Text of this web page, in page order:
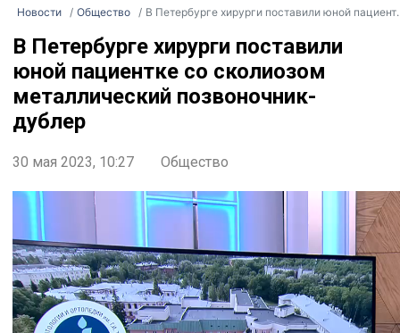
Новости Общество В Петербурге хирурги поставили юной пациентке со сколиозом металлический позвоночник-дублер
В Петербурге хирурги поставили
юной пациентке со сколиозом
металлический позвоночник-
дублер
30 мая 2023, 10:27 Общество